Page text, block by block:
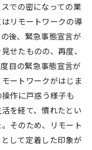
での密になっての業
リモートワークの導
後、緊急事態宣言が
せたものの、再度、
目の緊急事態宣言が
ートワークがはじま
作に戸惑う様子も
を経て、慣れたとい
そのため、リモート
して定着した印象が